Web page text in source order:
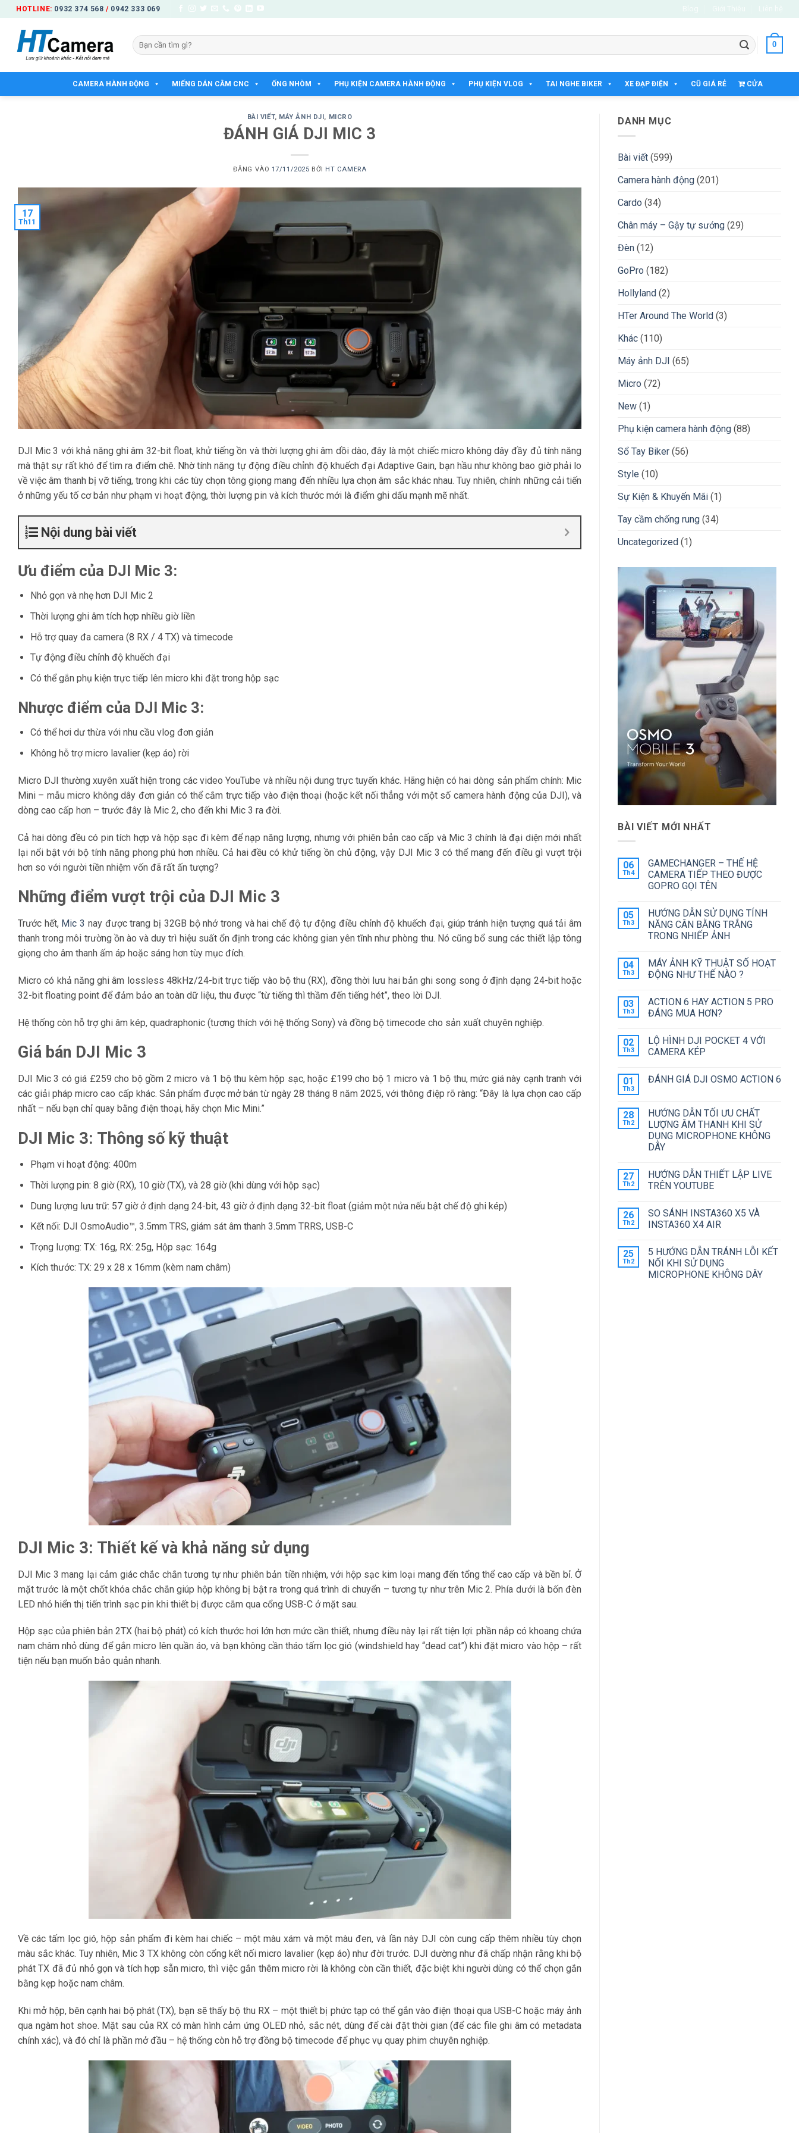
qua
dung
HOTLINE: 0932 374 568 / 0942 333 069
Tìm
kiếm:
0
CAMERA HÀNH ĐỘNG MIẾNG DÁN CẰM CNC ỐNG NHÒM PHỤ KIỆN CAMERA HÀNH ĐỘNG PHỤ KIỆN VLOG TAI NGHE BIKER XE ĐẠP ĐIỆN CŨ GIÁ RẺ CỬA
BÀI VIẾT, MÁY ẢNH DJI, MICRO
ĐÁNH GIÁ DJI MIC 3
ĐĂNG VÀO 17/11/2025 BỞI HT CAMERA
17
Th11
DJI Mic 3 với khả năng ghi âm 32-bit float, khử tiếng ồn và thời lượng ghi âm dồi dào, đây là một chiếc micro không dây đầy đủ tính năng
mà thật sự rất khó để tìm ra điểm chê. Nhờ tính năng tự động điều chỉnh độ khuếch đại Adaptive Gain, bạn hầu như không bao giờ phải lo
về việc âm thanh bị vỡ tiếng, trong khi các tùy chọn tông giọng mang đến nhiều lựa chọn âm sắc khác nhau. Tuy nhiên, chính những cải tiến
ở những yếu tố cơ bản như phạm vi hoạt động, thời lượng pin và kích thước mới là điểm ghi dấu mạnh mẽ nhất.
Nội dung bài viết
Ưu điểm của DJI Mic 3:
Nhỏ gọn và nhẹ hơn DJI Mic 2
Thời lượng ghi âm tích hợp nhiều giờ liền
Hỗ trợ quay đa camera (8 RX / 4 TX) và timecode
Tự động điều chỉnh độ khuếch đại
Có thể gắn phụ kiện trực tiếp lên micro khi đặt trong hộp sạc
Nhược điểm của DJI Mic 3:
Có thể hơi dư thừa với nhu cầu vlog đơn giản
Không hỗ trợ micro lavalier (kẹp áo) rời
Micro DJI thường xuyên xuất hiện trong các video YouTube và nhiều nội dung trực tuyến khác. Hãng hiện có hai dòng sản phẩm chính: Mic
Mini – mẫu micro không dây đơn giản có thể cắm trực tiếp vào điện thoại (hoặc kết nối thẳng với một số camera hành động của DJI), và
dòng cao cấp hơn – trước đây là Mic 2, cho đến khi Mic 3 ra đời.
Cả hai dòng đều có pin tích hợp và hộp sạc đi kèm để nạp năng lượng, nhưng với phiên bản cao cấp và Mic 3 chính là đại diện mới nhất
lại nổi bật với bộ tính năng phong phú hơn nhiều. Cả hai đều có khử tiếng ồn chủ động, vậy DJI Mic 3 có thể mang đến điều gì vượt trội
hơn so với người tiền nhiệm vốn đã rất ấn tượng?
Những điểm vượt trội của DJI Mic 3
Trước hết, Mic 3 nay được trang bị 32GB bộ nhớ trong và hai chế độ tự động điều chỉnh độ khuếch đại, giúp tránh hiện tượng quá tải âm
thanh trong môi trường ồn ào và duy trì hiệu suất ổn định trong các không gian yên tĩnh như phòng thu. Nó cũng bổ sung các thiết lập tông
giọng cho âm thanh ấm áp hoặc sáng hơn tùy mục đích.
Micro có khả năng ghi âm lossless 48kHz/24-bit trực tiếp vào bộ thu (RX), đồng thời lưu hai bản ghi song song ở định dạng 24-bit hoặc
32-bit floating point để đảm bảo an toàn dữ liệu, thu được “từ tiếng thì thầm đến tiếng hét”, theo lời DJI.
Hệ thống còn hỗ trợ ghi âm kép, quadraphonic (tương thích với hệ thống Sony) và đồng bộ timecode cho sản xuất chuyên nghiệp.
Giá bán DJI Mic 3
DJI Mic 3 có giá £259 cho bộ gồm 2 micro và 1 bộ thu kèm hộp sạc, hoặc £199 cho bộ 1 micro và 1 bộ thu, mức giá này cạnh tranh với
các giải pháp micro cao cấp khác. Sản phẩm được mở bán từ ngày 28 tháng 8 năm 2025, với thông điệp rõ ràng: “Đây là lựa chọn cao cấp
nhất – nếu bạn chỉ quay bằng điện thoại, hãy chọn Mic Mini.”
DJI Mic 3: Thông số kỹ thuật
Phạm vi hoạt động: 400m
Thời lượng pin: 8 giờ (RX), 10 giờ (TX), và 28 giờ (khi dùng với hộp sạc)
Dung lượng lưu trữ: 57 giờ ở định dạng 24-bit, 43 giờ ở định dạng 32-bit float (giảm một nửa nếu bật chế độ ghi kép)
Kết nối: DJI OsmoAudio™, 3.5mm TRS, giám sát âm thanh 3.5mm TRRS, USB-C
Trọng lượng: TX: 16g, RX: 25g, Hộp sạc: 164g
Kích thước: TX: 29 x 28 x 16mm (kèm nam châm)
DJI Mic 3: Thiết kế và khả năng sử dụng
DJI Mic 3 mang lại cảm giác chắc chắn tương tự như phiên bản tiền nhiệm, với hộp sạc kim loại mang đến tổng thể cao cấp và bền bỉ. Ở
mặt trước là một chốt khóa chắc chắn giúp hộp không bị bật ra trong quá trình di chuyển – tương tự như trên Mic 2. Phía dưới là bốn đèn
LED nhỏ hiển thị tiến trình sạc pin khi thiết bị được cắm qua cổng USB-C ở mặt sau.
Hộp sạc của phiên bản 2TX (hai bộ phát) có kích thước hơi lớn hơn mức cần thiết, nhưng điều này lại rất tiện lợi: phần nắp có khoang chứa
nam châm nhỏ dùng để gắn micro lên quần áo, và bạn không cần tháo tấm lọc gió (windshield hay “dead cat”) khi đặt micro vào hộp – rất
tiện nếu bạn muốn bảo quản nhanh.
Về các tấm lọc gió, hộp sản phẩm đi kèm hai chiếc – một màu xám và một màu đen, và lần này DJI còn cung cấp thêm nhiều tùy chọn
màu sắc khác. Tuy nhiên, Mic 3 TX không còn cổng kết nối micro lavalier (kẹp áo) như đời trước. DJI dường như đã chấp nhận rằng khi bộ
phát TX đã đủ nhỏ gọn và tích hợp sẵn micro, thì việc gắn thêm micro rời là không còn cần thiết, đặc biệt khi người dùng có thể chọn gắn
bằng kẹp hoặc nam châm.
Khi mở hộp, bên cạnh hai bộ phát (TX), bạn sẽ thấy bộ thu RX – một thiết bị phức tạp có thể gắn vào điện thoại qua USB-C hoặc máy ảnh
qua ngàm hot shoe. Mặt sau của RX có màn hình cảm ứng OLED nhỏ, sắc nét, dùng để cài đặt thời gian (để các file ghi âm có metadata
chính xác), và đó chỉ là phần mở đầu – hệ thống còn hỗ trợ đồng bộ timecode để phục vụ quay phim chuyên nghiệp.
DANH MỤC
Bài viết (599)
Camera hành động (201)
Cardo (34)
Chân máy – Gậy tự sướng (29)
Đèn (12)
GoPro (182)
Hollyland (2)
HTer Around The World (3)
Khác (110)
Máy ảnh DJI (65)
Micro (72)
New (1)
Phụ kiện camera hành động (88)
Sổ Tay Biker (56)
Style (10)
Sự Kiện & Khuyến Mãi (1)
Tay cầm chống rung (34)
Uncategorized (1)
BÀI VIẾT MỚI NHẤT
06
Th4
GAMECHANGER – THẾ HỆ
CAMERA TIẾP THEO ĐƯỢC
GOPRO GỌI TÊN
bình
luận
ở
GAMECHANGER
HỆ
CAMERA
TIẾP
GOPRO
GỌI
TÊN
05
Th3
HƯỚNG DẪN SỬ DỤNG TÍNH
NĂNG CÂN BẰNG TRẮNG
TRONG NHIẾP ẢNH
bình
luận
ở
SỬ
DỤNG
TÍNH
BẰNG
TRẮNG
TRONG
04
Th3
MÁY ẢNH KỸ THUẬT SỐ HOẠT
ĐỘNG NHƯ THẾ NÀO ?
bình
luận
ở
KỸ
THUẬT
SỐ
NHƯ
03
Th3
ACTION 6 HAY ACTION 5 PRO
ĐÁNG MUA HƠN?
bình
luận
ở
HAY
ĐÁNG
MUA
HƠN?
02
Th3
LỘ HÌNH DJI POCKET 4 VỚI
CAMERA KÉP
bình
HÌNH
DJI
POCKET
4
VỚI
CAMERA
01
Th3
ĐÁNH GIÁ DJI OSMO ACTION 6
luận
ở
ĐÁNH
GIÁ
DJI
28
Th2
HƯỚNG DẪN TỐI ƯU CHẤT
LƯỢNG ÂM THANH KHI SỬ
DỤNG MICROPHONE KHÔNG
DÂY
bình
luận
ở
TỐI
ƯU
CHẤT
THANH
KHI
SỬ
DỤNG
27
Th2
HƯỚNG DẪN THIẾT LẬP LIVE
TRÊN YOUTUBE
bình
luận
ở
THIẾT
LẬP
LIVE
TRÊN
26
Th2
SO SÁNH INSTA360 X5 VÀ
INSTA360 X4 AIR
bình
luận
ở
SO
25
Th2
5 HƯỚNG DẪN TRÁNH LỖI KẾT
NỐI KHI SỬ DỤNG
MICROPHONE KHÔNG DÂY